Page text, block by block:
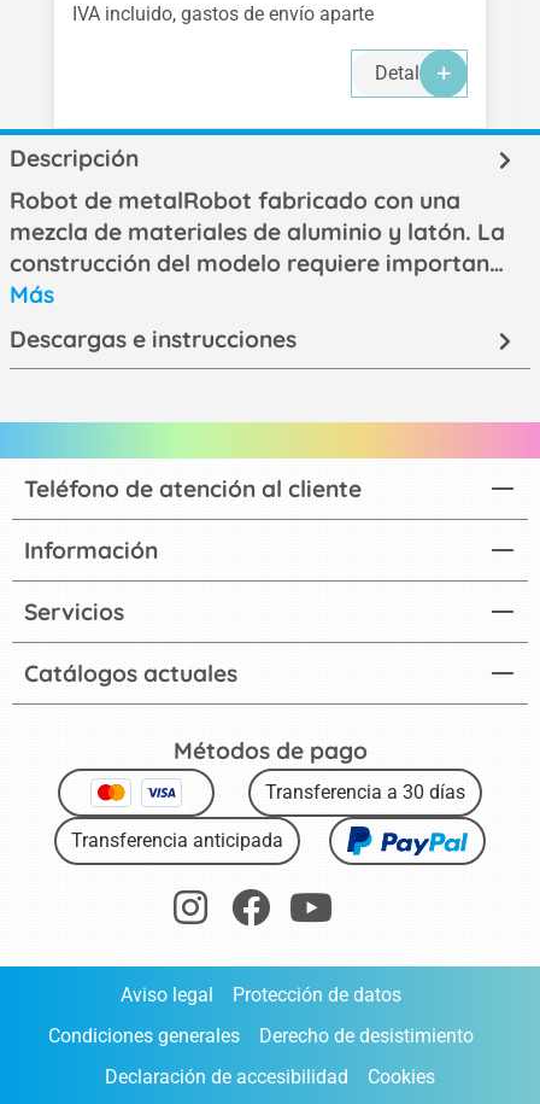
IVA incluido, gastos de envío aparte
Detalles
Descripción
Robot de metalRobot fabricado con una
mezcla de materiales de aluminio y latón. La
construcción del modelo requiere importan…
Más
Descargas e instrucciones
Catálogos actuales
Teléfono de atención al cliente
Información
Servicios
Métodos de pago
Transferencia a 30 días
Transferencia anticipada
Aviso legal
Protección de datos
Condiciones generales
Derecho de desistimiento
Declaración de accesibilidad
Cookies